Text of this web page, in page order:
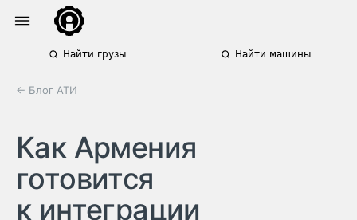
Найти грузы Найти машины
← Блог АТИ
Как Армения
готовится
к интеграции